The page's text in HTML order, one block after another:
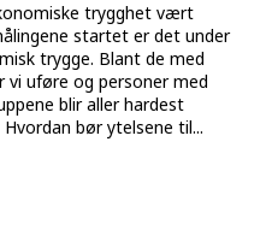
trygghet vært
startet er det under
trygge. Blant de med
uføre og personer med
blir aller hardest
bør ytelsene til...